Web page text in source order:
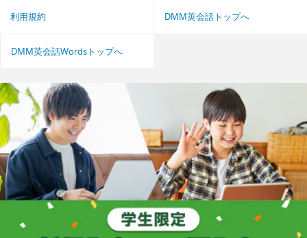
利用規約 DMM英会話トップへ
DMM英会話Wordsトップへ